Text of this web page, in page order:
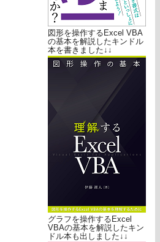
図形を操作するExcel VBA
の基本を解説したキンドル
本を書きました↓↓
グラフを操作するExcel
VBAの基本を解説したキン
ドル本も出しました↓↓